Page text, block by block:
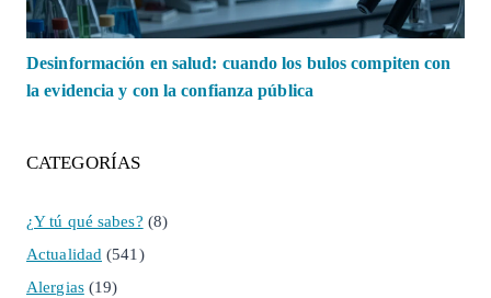
Desinformación en salud: cuando los bulos compiten con
la evidencia y con la confianza pública
CATEGORÍAS
¿Y tú qué sabes? (8)
Actualidad (541)
Alergias(19)